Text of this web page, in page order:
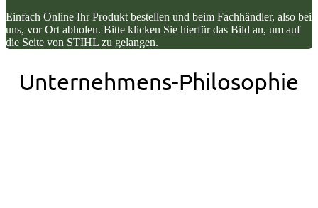
Einfach Online Ihr Produkt bestellen und beim Fachhändler, also bei
uns, vor Ort abholen. Bitte klicken Sie hierfür das Bild an, um auf
die Seite von STIHL zu gelangen.
Unternehmens-Philosophie